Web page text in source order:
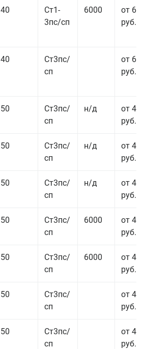
40
Ст1-
3пс/сп
6000
от 68
руб.
40
Ст3пс/
сп
от 69
руб.
50
Ст3пс/
сп
н/д
от 44
руб.
50
Ст3пс/
сп
н/д
от 43
руб.
50
Ст3пс/
сп
н/д
от 49
руб.
50
Ст3пс/
сп
6000
от 47
руб.
50
Ст3пс/
сп
6000
от 45
руб.
50
Ст3пс/
сп
от 43
руб.
50
Ст3пс/
сп
от 42
руб.